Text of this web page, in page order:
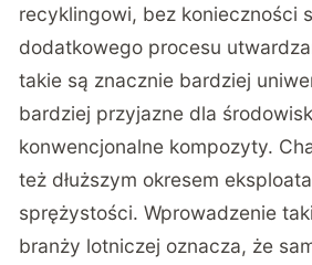
recyklingowi, bez konieczności
dodatkowego procesu
takie są znacznie bardziej
bardziej przyjazne dla
konwencjonalne kompozyty.
też dłuższym okresem
sprężystości. Wprowadzenie
branży lotniczej oznacza, że